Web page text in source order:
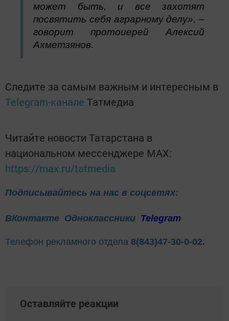
может быть, и все захотят
посвятить себя аграрному делу», –
говорит протоиерей Алексий
Ахметзянов.
Следите за самым важным и интересным в
Telegram-канале Татмедиа
Читайте новости Татарстана в
национальном мессенджере MАХ:
https://max.ru/tatmedia
Подписывайтесь на нас в соцсетях:
ВКонтакте Одноклассники Telegram
Телефон рекламного отдела 8(843)47-30-0-02.
Оставляйте реакции